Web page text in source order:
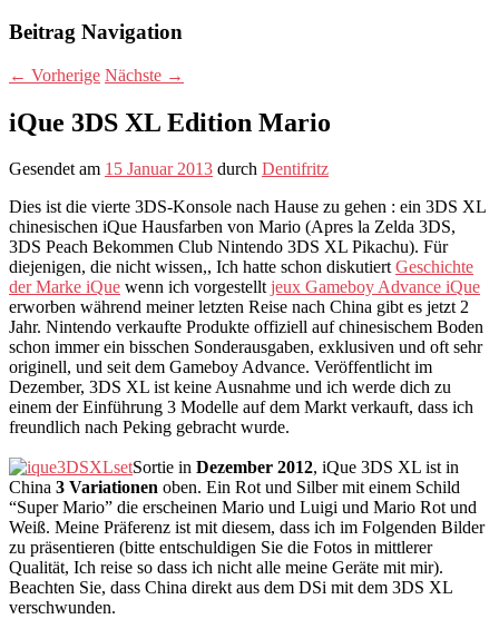
Beitrag Navigation
← Vorherige Nächste →
iQue 3DS XL Edition Mario
Gesendet am 15 Januar 2013 durch Dentifritz
Dies ist die vierte 3DS-Konsole nach Hause zu gehen : ein 3DS XL
chinesischen iQue Hausfarben von Mario (Apres la Zelda 3DS,
3DS Peach Bekommen Club Nintendo 3DS XL Pikachu). Für
diejenigen, die nicht wissen,, Ich hatte schon diskutiertGeschichte
der Marke iQue wenn ich vorgestelltjeux Gameboy Advance iQue
erworben während meiner letzten Reise nach China gibt es jetzt 2
Jahr. Nintendo verkaufte Produkte offiziell auf chinesischem Boden
schon immer ein bisschen Sonderausgaben, exklusiven und oft sehr
originell, und seit dem Gameboy Advance. Veröffentlicht im
Dezember, 3DS XL ist keine Ausnahme und ich werde dich zu
einem der Einführung 3 Modelle auf dem Markt verkauft, dass ich
freundlich nach Peking gebracht wurde.
Sortie in Dezember 2012, iQue 3DS XL ist in
China 3 Variationen oben. Ein Rot und Silber mit einem Schild
“Super Mario” die erscheinen Mario und Luigi und Mario Rot und
Weiß. Meine Präferenz ist mit diesem, dass ich im Folgenden Bilder
zu präsentieren (bitte entschuldigen Sie die Fotos in mittlerer
Qualität, Ich reise so dass ich nicht alle meine Geräte mit mir).
Beachten Sie, dass China direkt aus dem DSi mit dem 3DS XL
verschwunden.